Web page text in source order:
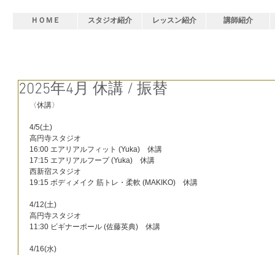
ＨＯＭＥ スタジオ紹介 レッスン紹介 講師紹介
2025年4月 休講 / 振替
〈休講〉
4/5(土)
高円寺スタジオ
16:00 エアリアルフィット (Yuka)　休講
17:15 エアリアルフープ (Yuka)　休講
西新宿スタジオ
19:15 ボディメイク 筋トレ・柔軟 (MAKIKO)　休講
4/12(土)
高円寺スタジオ
11:30 ビギナーポール (佐藤英典)　休講
4/16(水)